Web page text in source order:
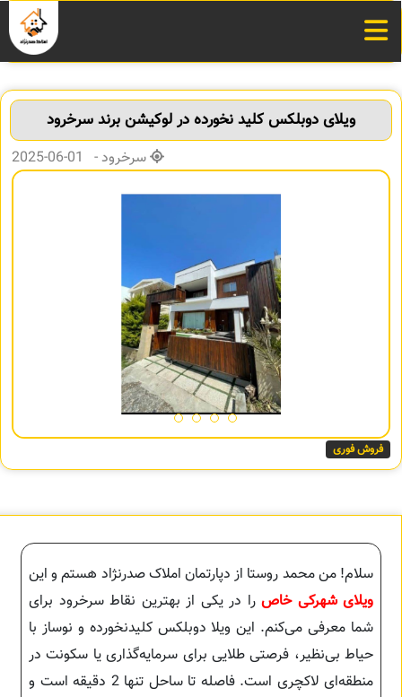
ویلای دوبلکس کلید نخورده در لوکیشن برند سرخرود
سرخرود - 01-06-2025
فروش فوری
سلام! من محمد روستا از دپارتمان املاک صدرنژاد هستم و این
ویلای شهرکی خاص را در یکی از بهترین نقاط سرخرود برای
شما معرفی می‌کنم. این ویلا دوبلکس کلیدنخورده و نوساز با
حیاط بی‌نظیر، فرصتی طلایی برای سرمایه‌گذاری یا سکونت در
منطقه‌ای لاکچری است. فاصله تا ساحل تنها 2 دقیقه است و